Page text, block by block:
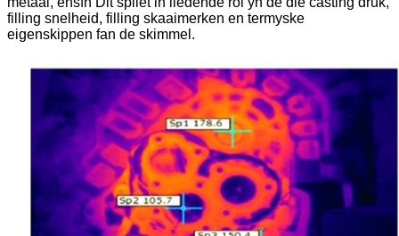
filling snelheid, filling skaaimerken en termyske
eigenskippen fan de skimmel.